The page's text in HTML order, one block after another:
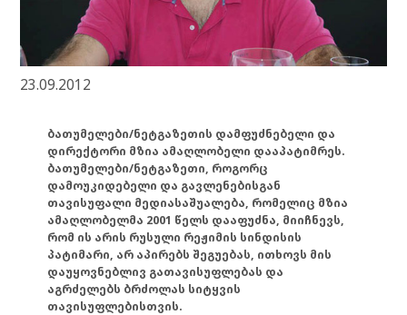
23.09.2012
ბათუმელები/ნეტგაზეთის დამფუძნებელი და
დირექტორი მზია ამაღლობელი დააპატიმრეს.
ბათუმელები/ნეტგაზეთი, როგორც
დამოუკიდებელი და გავლენებისგან
თავისუფალი მედიასაშუალება, რომელიც მზია
ამაღლობელმა 2001 წელს დააფუძნა, მიიჩნევს,
რომ ის არის რუსული რეჟიმის სინდისის
პატიმარი, არ აპირებს შეგუებას, ითხოვს მის
დაუყოვნებლივ გათავისუფლებას და
აგრძელებს ბრძოლას სიტყვის
თავისუფლებისთვის.